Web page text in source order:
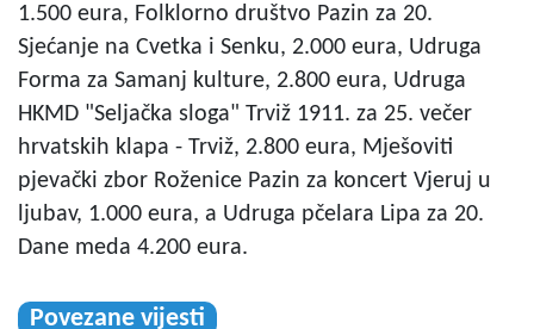
1.500 eura, Folklorno društvo Pazin za 20.
Sjećanje na Cvetka i Senku, 2.000 eura, Udruga
Forma za Samanj kulture, 2.800 eura, Udruga
HKMD "Seljačka sloga" Trviž 1911. za 25. večer
hrvatskih klapa - Trviž, 2.800 eura, Mješoviti
pjevački zbor Roženice Pazin za koncert Vjeruj u
ljubav, 1.000 eura, a Udruga pčelara Lipa za 20.
Dane meda 4.200 eura.
Povezane vijesti